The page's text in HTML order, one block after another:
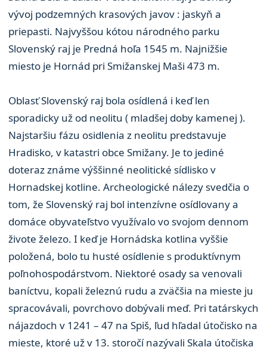
vývoj podzemných krasových javov : jaskyň a
priepasti. Najvyššou kótou národného parku
Slovenský raj je Predná hoľa 1545 m. Najnižšie
miesto je Hornád pri Smižanskej Maši 473 m.
Oblasť Slovenský raj bola osídlená i keď len
sporadicky už od neolitu ( mladšej doby kamenej ).
Najstaršiu fázu osidlenia z neolitu predstavuje
Hradisko, v katastri obce Smižany. Je to jediné
doteraz známe výššinné neolitické sídlisko v
Hornadskej kotline. Archeologické nálezy svedčia o
tom, že Slovenský raj bol intenzívne osídlovany a
domáce obyvateľstvo využívalo vo svojom dennom
živote železo. I keď je Hornádska kotlina vyššie
položená, bolo tu husté osídlenie s produktívnym
poľnohospodárstvom. Niektoré osady sa venovali
baníctvu, kopali železnú rudu a zväčšia na mieste ju
spracovávali, povrchovo dobývali meď. Pri tatárskych
nájazdoch v 1241 – 47 na Spiš, ľud hľadal útočisko na
mieste, ktoré už v 13. storočí nazývali Skala útočiska